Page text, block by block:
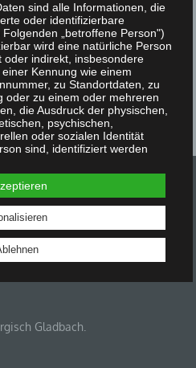
Gladbach.
sind alle Informationen, die
oder identifizierbare
„betroffene Person")
wird eine natürliche Person
oder indirekt, insbesondere
Kennung wie einem
zu Standortdaten, zu
oder zu einem oder mehreren
die Ausdruck der physischen,
psychischen,
oder sozialen Identität
sind, identifiziert werden
PERSON
Person, deren
von dem für die
verarbeitet werden.